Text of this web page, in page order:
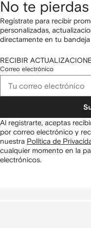
No te
Regístrate para recibir
personalizadas,
directamente en tu
RECIBIR
Correo electrónico
Al registrarte, aceptas
por correo electrónico y
nuestra Política de
cualquier momento en la
electrónicos.